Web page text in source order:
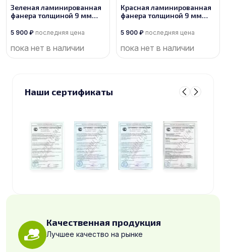
Зеленая ламинированная
фанера толщиной 9 мм
1/1
5 900 ₽ последняя цена
пока нет в наличии
Красная ламинированная
фанера толщиной 9 мм
1/1
5 900 ₽ последняя цена
пока нет в наличии
Наши сертификаты
Качественная продукция
Лучшее качество на рынке